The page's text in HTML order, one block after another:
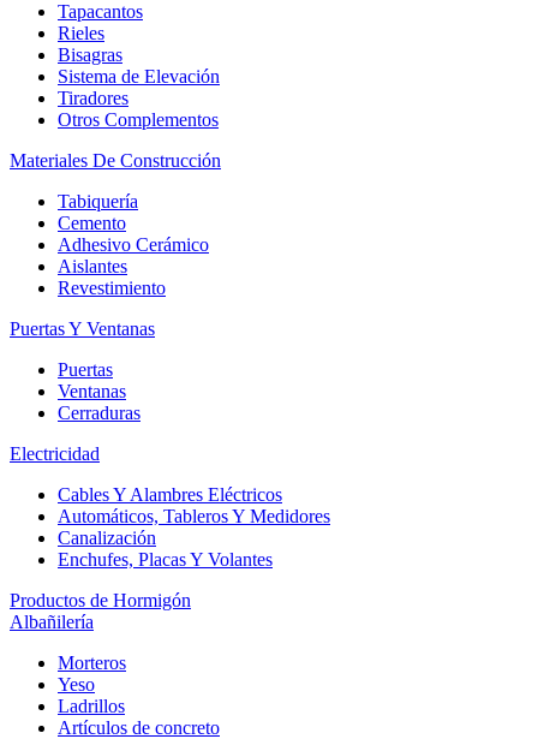
Tapacantos
Rieles
Bisagras
Sistema de Elevación
Tiradores
Otros Complementos
Materiales De Construcción
Tabiquería
Cemento
Adhesivo Cerámico
Aislantes
Revestimiento
Puertas Y Ventanas
Puertas
Ventanas
Cerraduras
Electricidad
Cables Y Alambres Eléctricos
Automáticos, Tableros Y Medidores
Canalización
Enchufes, Placas Y Volantes
Productos de Hormigón
Albañilería
Morteros
Yeso
Ladrillos
Artículos de concreto